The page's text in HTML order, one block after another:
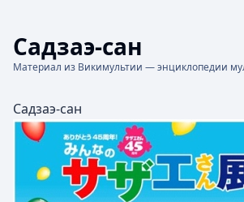
Садзаэ-сан
Материал из Викимультии — энциклопедии
Садзаэ-сан